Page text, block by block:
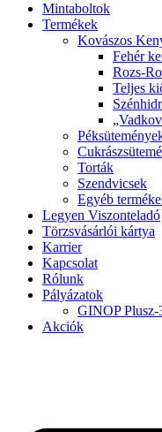
Mintaboltok
Termékek
Kovászos
Fehér
Rozs-
Teljes
Torták
Szendvicsek
Egyéb
Legyen Viszonteladó
Törzsvásárlói kártya
Karrier
Kapcsolat
Rólunk
Pályázatok
GINOP Plusz-
Akciók